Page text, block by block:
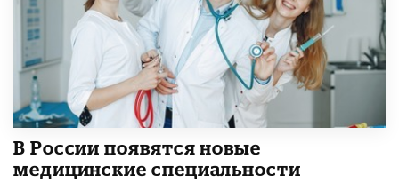
В России появятся новые
медицинские специальности